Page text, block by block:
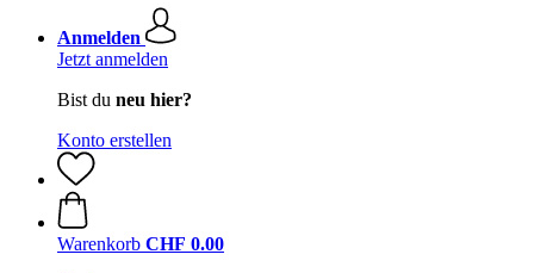
Anmelden
Jetzt anmelden
Bist du neu hier?
Konto erstellen
Warenkorb CHF 0.00